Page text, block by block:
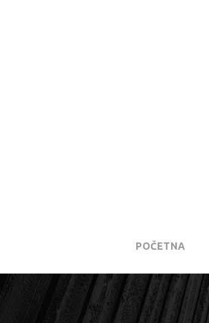
POČETNA